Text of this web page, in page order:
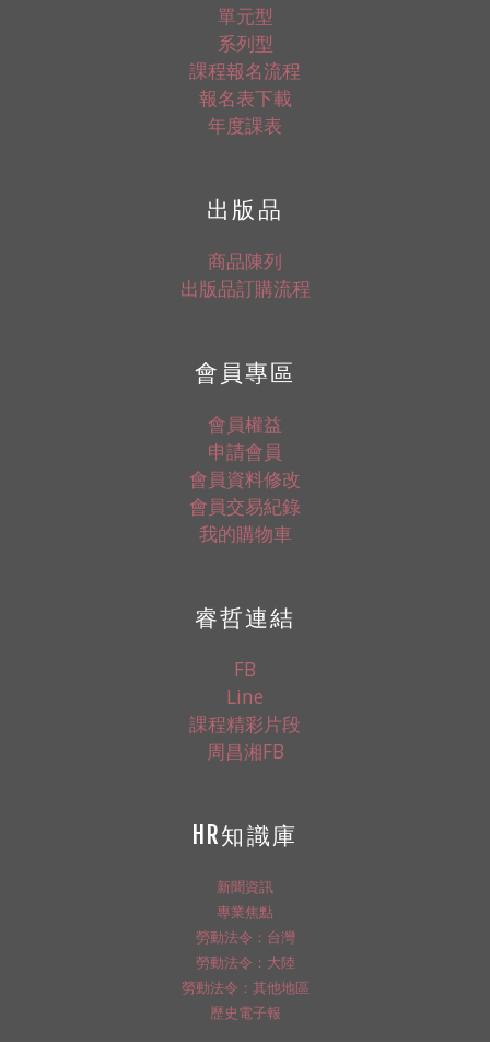
單元型
系列型
課程報名流程
報名表下載
年度課表
出版品
商品陳列
出版品訂購流程
會員專區
會員權益
申請會員
會員資料修改
會員交易紀錄
我的購物車
睿哲連結
FB
Line
課程精彩片段
周昌湘FB
HR知識庫
新聞資訊
專業焦點
勞動法令：台灣
勞動法令：大陸
勞動法令：其他地區
歷史電子報